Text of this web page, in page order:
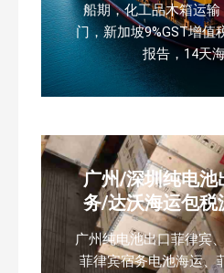
船期，化工品木箱运输
门，新加坡9%GST增值
报告，14天
广州/深圳纯电池
务/达沃海运包税
广州纯电池出口菲律宾
菲律宾宿务电池海运、